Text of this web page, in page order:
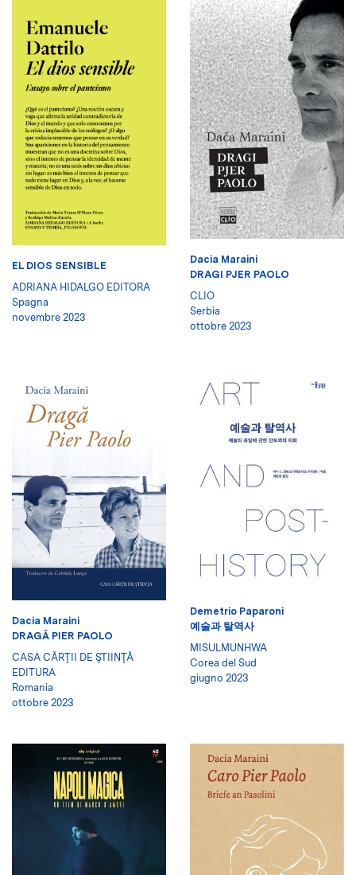
EL DIOS SENSIBLE
ADRIANA HIDALGO EDITORA
Spagna
novembre 2023
Dacia Maraini
DRAGI PJER PAOLO
CLIO
Serbia
ottobre 2023
Dacia Maraini
DRAGĂ PIER PAOLO
CASA CĂRŢII DE ŞTIINŢĂ
EDITURA
Romania
ottobre 2023
Demetrio Paparoni
예술과 탈역사
MISULMUNHWA
Corea del Sud
giugno 2023